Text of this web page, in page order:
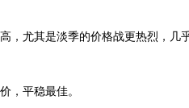
，尤其是淡季的价格战更热烈，几
，平稳最佳。